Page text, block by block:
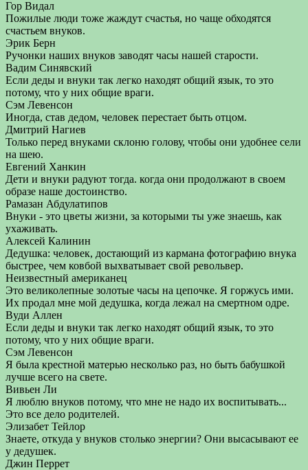
Гор Видал
Пожилые люди тоже жаждут счастья, но чаще обходятся
счастьем внуков.
Эрик Берн
Ручонки наших внуков заводят часы нашей старости.
Вадим Синявский
Если деды и внуки так легко находят общий язык, то это
потому, что у них общие враги.
Сэм Левенсон
Иногда, став дедом, человек перестает быть отцом.
Дмитрий Нагиев
Только перед внуками склоню голову, чтобы они удобнее сели
на шею.
Евгений Ханкин
Дети и внуки радуют тогда. когда они продолжают в своем
образе наше достоинство.
Рамазан Абдулатипов
Внуки - это цветы жизни, за которыми ты уже знаешь, как
ухаживать.
Алексей Калинин
Дедушка: человек, достающий из кармана фотографию внука
быстрее, чем ковбой выхватывает свой револьвер.
Неизвестный американец
Это великолепные золотые часы на цепочке. Я горжусь ими.
Их продал мне мой дедушка, когда лежал на смертном одре.
Вуди Аллен
Если деды и внуки так легко находят общий язык, то это
потому, что у них общие враги.
Сэм Левенсон
Я была крестной матерью несколько раз, но быть бабушкой
лучше всего на свете.
Вивьен Ли
Я люблю внуков потому, что мне не надо их воспитывать...
Это все дело родителей.
Элизабет Тейлор
Знаете, откуда у внуков столько энергии? Они высасывают ее
у дедушек.
Джин Перрет